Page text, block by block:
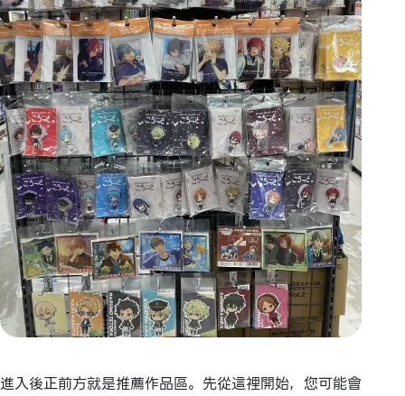
進入後正前方就是推薦作品區。先從這裡開始，您可能會